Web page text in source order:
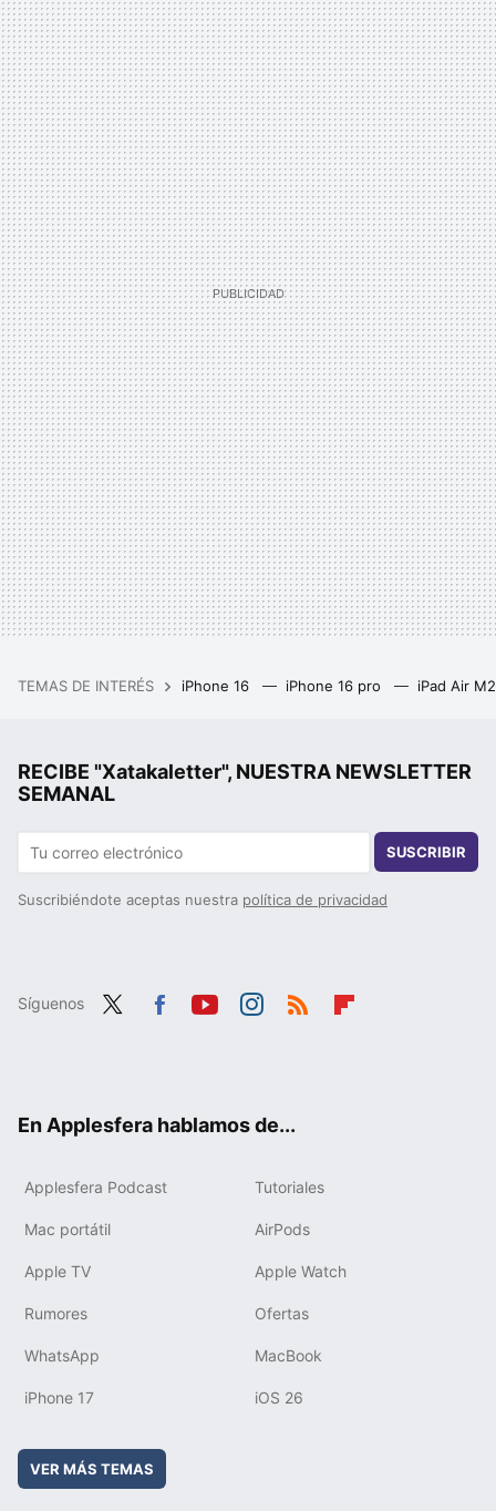
TEMAS DE INTERÉS iPhone 16 iPhone 16 pro iPad Air
RECIBE "Xatakaletter", NUESTRA NEWSLETTER
SEMANAL
SUSCRIBIR
Suscribiéndote aceptas nuestra política de privacidad
Síguenos
En Applesfera hablamos de...
Applesfera Podcast Tutoriales
Mac portátil AirPods
Apple TV Apple Watch
Rumores Ofertas
WhatsApp MacBook
iPhone 17 iOS 26
VER MÁS TEMAS